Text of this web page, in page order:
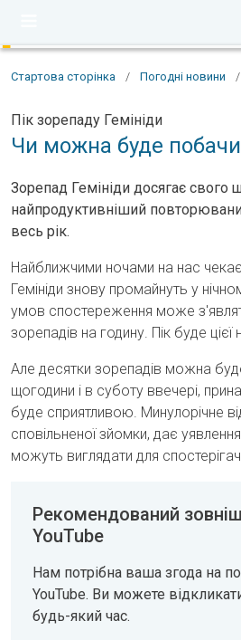
Стартова сторінка / Погодні новини /
Пік зорепаду Гемініди
Чи можна буде
Зорепад Гемініди досягає свого
найпродуктивніший
весь рік.
Найближчими ночами на нас
Гемініди знову промайнуть у
умов спостереження може
зорепадів на годину. Пік буде цієї
Але десятки зорепадів можна
щогодини і в суботу ввечері,
буде сприятливою. Минулорічне
сповільненої зйомки, дає
можуть виглядати для
Рекомендований
YouTube
Нам потрібна ваша згода на
YouTube. Ви можете
будь-який час.